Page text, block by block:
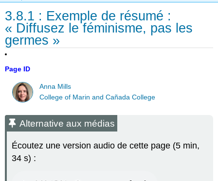
3.8.1 : Exemple de résumé :
« Diffusez le féminisme, pas les
germes »
Page ID
Anna Mills
College of Marin and Cañada College
Alternative aux médias
Écoutez une version audio de cette page (5 min,
34 s) :